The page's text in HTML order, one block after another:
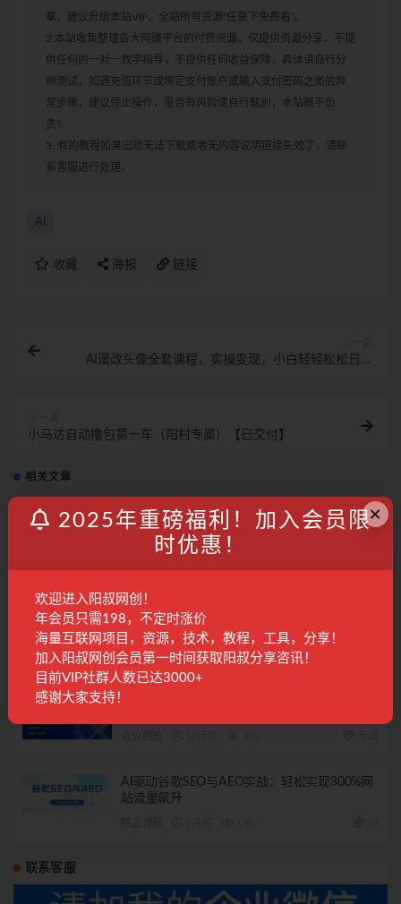
章，建议升级本站VIP，全站所有资源“任意下免费看”。
2.本站收集整理各大网赚平台的付费资源，仅提供资源分享，不提
供任何的一对一教学指导，不提供任何收益保障，具体请自行分
辨测试，如遇充值环节或绑定支付账户或输入支付密码之类的异
常步骤，建议停止操作，是否有风险请自行甄别，本站概不负
责！
3. 有的教程如果出现无法下载或者无内容说明链接失效了，请联
系客服进行处理。
AI
收藏 海报 链接
AI漫改头像全套课程，实操变现，小白轻轻松松日入
小马达自动撸包第一车（阳村专属）【已交付】
相关文章
AI创富实战课：玩转DeepSeek与MJ，多赛道变
现案例精讲，轻松月入过万
AI同人文写作第二车【已交付】
阳叔担保 10月前 532
AI驱动谷歌SEO与AEO实战：轻松实现300%网
站流量飙升
联系客服
×
2025年重磅福利！加入会员限
时优惠！
欢迎进入阳叔网创！
年会员只需198，不定时涨价
海量互联网项目，资源，技术，教程，工具，分享！
加入阳叔网创会员第一时间获取阳叔分享咨讯！
目前VIP社群人数已达3000+
感谢大家支持！